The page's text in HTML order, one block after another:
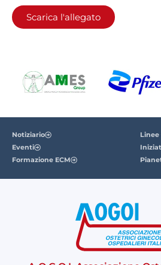
Scarica l'allegato
Notiziario
Eventi
Formazione ECM
Linee